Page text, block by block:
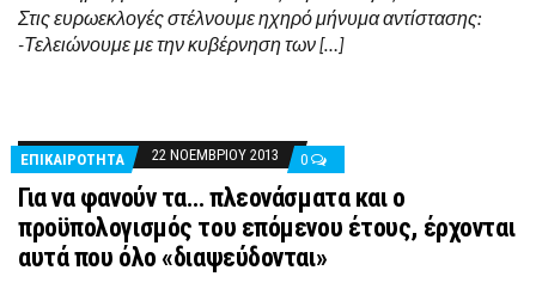
Στις ευρωεκλογές στέλνουμε ηχηρό μήνυμα αντίστασης:
-Τελειώνουμε με την κυβέρνηση των […]
ΕΠΙΚΑΙΡΟΤΗΤΑ 22 ΝΟΕΜΒΡΊΟΥ 2013 0
Για να φανούν τα… πλεονάσματα και ο
προϋπολογισμός του επόμενου έτους, έρχονται
αυτά που όλο «διαψεύδονται»